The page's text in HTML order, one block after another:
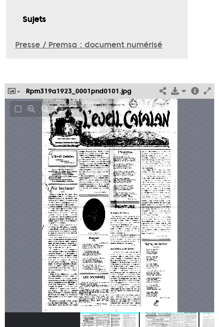
Sujets
Presse / Premsa : document numérisé
Rpm319a1923_0001pnd0101.jpg